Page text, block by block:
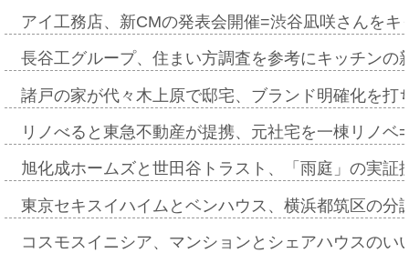
アイ工務店、新CMの発表会開催=渋谷凪咲さんを
長谷工グループ、住まい方調査を参考にキッチン
諸戸の家が代々木上原で邸宅、ブランド明確化を
リノべると東急不動産が提携、元社宅を一棟リノ
旭化成ホームズと世田谷トラスト、「雨庭」の実
東京セキスイハイムとベンハウス、横浜都筑区の
コスモスイニシア、マンションとシェアハウスの